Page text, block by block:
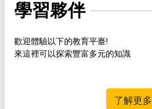
學習夥伴
歡迎體驗以下的教育平臺!
來這裡可以探索豐富多元的知識
了解更多